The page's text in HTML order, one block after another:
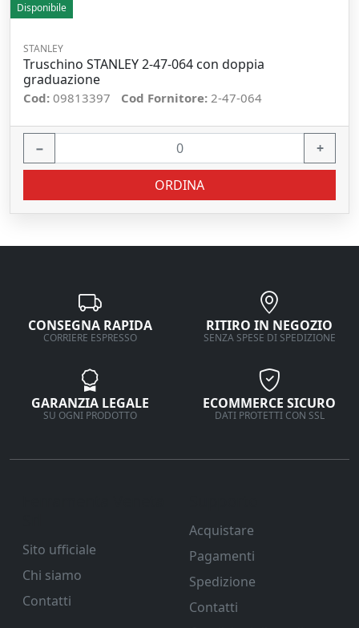
Disponibile
STANLEY
Truschino STANLEY 2-47-064 con doppia
graduazione
Cod: 09813397 Cod Fornitore: 2-47-064
− +
ORDINA
CONSEGNA RAPIDA
CORRIERE ESPRESSO
RITIRO IN NEGOZIO
SENZA SPESE DI SPEDIZIONE
GARANZIA LEGALE
SU OGNI PRODOTTO
ECOMMERCE SICURO
DATI PROTETTI CON SSL
Sito ufficiale
Chi siamo
Contatti
Acquistare
Pagamenti
Spedizione
Contatti